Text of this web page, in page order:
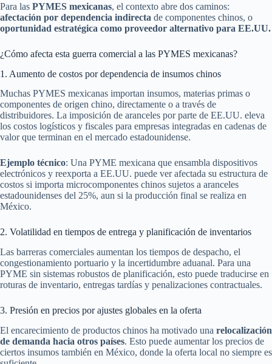
Para las PYMES mexicanas, el contexto abre dos caminos:
afectación por dependencia indirecta de componentes chinos, o
oportunidad estratégica como proveedor alternativo para EE.UU.
¿Cómo afecta esta guerra comercial a las PYMES mexicanas?
1. Aumento de costos por dependencia de insumos chinos
Muchas PYMES mexicanas importan insumos, materias primas o
componentes de origen chino, directamente o a través de
distribuidores. La imposición de aranceles por parte de EE.UU. eleva
los costos logísticos y fiscales para empresas integradas en cadenas de
valor que terminan en el mercado estadounidense.
Ejemplo técnico: Una PYME mexicana que ensambla dispositivos
electrónicos y reexporta a EE.UU. puede ver afectada su estructura de
costos si importa microcomponentes chinos sujetos a aranceles
estadounidenses del 25%, aun si la producción final se realiza en
México.
2. Volatilidad en tiempos de entrega y planificación de inventarios
Las barreras comerciales aumentan los tiempos de despacho, el
congestionamiento portuario y la incertidumbre aduanal. Para una
PYME sin sistemas robustos de planificación, esto puede traducirse en
roturas de inventario, entregas tardías y penalizaciones contractuales.
3. Presión en precios por ajustes globales en la oferta
El encarecimiento de productos chinos ha motivado una relocalización
de demanda hacia otros países. Esto puede aumentar los precios de
ciertos insumos también en México, donde la oferta local no siempre es